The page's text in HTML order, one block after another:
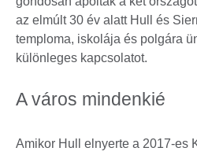
az elmúlt 30 év alatt Hull és
temploma, iskolája és polgára
különleges kapcsolatot.
A város mindenkié
Amikor Hull elnyerte a 2017-es